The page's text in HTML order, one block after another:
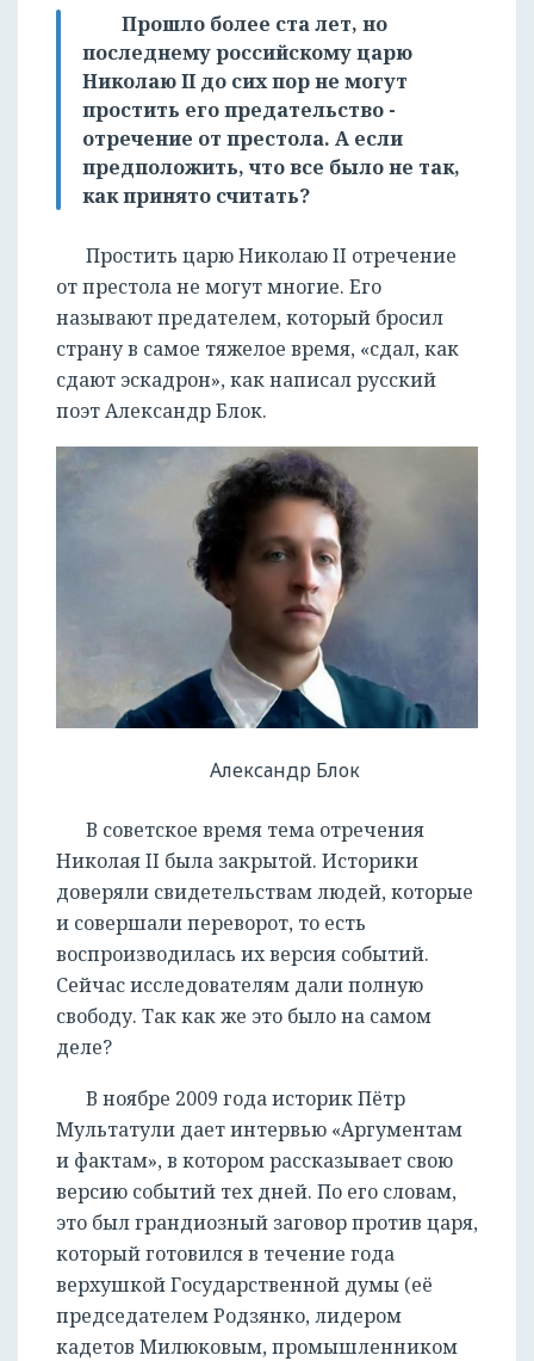
Прошло более ста лет, но
последнему российскому царю
Николаю II до сих пор не могут
простить его предательство -
отречение от престола. А если
предположить, что все было не так,
как принято считать?
Простить царю Николаю II отречение
от престола не могут многие. Его
называют предателем, который бросил
страну в самое тяжелое время, «сдал, как
сдают эскадрон», как написал русский
поэт Александр Блок.
Александр Блок
В советское время тема отречения
Николая II была закрытой. Историки
доверяли свидетельствам людей, которые
и совершали переворот, то есть
воспроизводилась их версия событий.
Сейчас исследователям дали полную
свободу. Так как же это было на самом
деле?
В ноябре 2009 года историк Пётр
Мультатули дает интервью «Аргументам
и фактам», в котором рассказывает свою
версию событий тех дней. По его словам,
это был грандиозный заговор против царя,
который готовился в течение года
верхушкой Государственной думы (её
председателем Родзянко, лидером
кадетов Милюковым, промышленником